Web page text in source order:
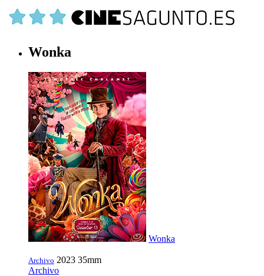
Wonka
Wonka
Archivo 2023 35mm
Archivo